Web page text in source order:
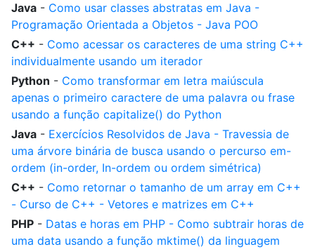
Java - Como usar classes abstratas em Java -
Programação Orientada a Objetos - Java POO
C++ - Como acessar os caracteres de uma string C++
individualmente usando um iterador
Python - Como transformar em letra maiúscula
apenas o primeiro caractere de uma palavra ou frase
usando a função capitalize() do Python
Java - Exercícios Resolvidos de Java - Travessia de
uma árvore binária de busca usando o percurso em-
ordem (in-order, In-ordem ou ordem simétrica)
C++ - Como retornar o tamanho de um array em C++
- Curso de C++ - Vetores e matrizes em C++
PHP - Datas e horas em PHP - Como subtrair horas de
uma data usando a função mktime() da linguagem